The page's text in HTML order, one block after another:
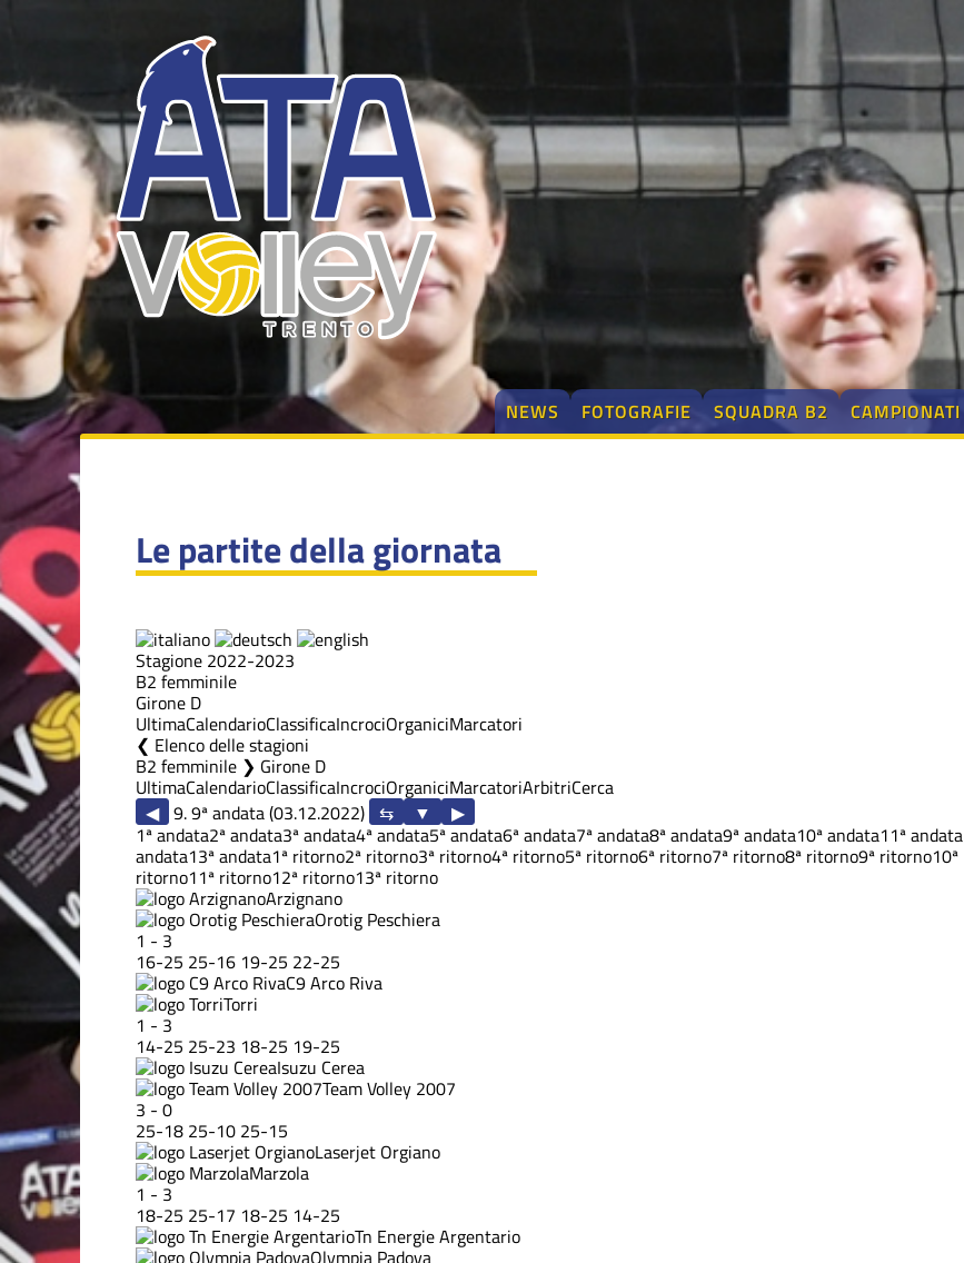
NEWS FOTOGRAFIE SQUADRA B2 CAMPIONATI
Le partite della giornata
Stagione 2022-2023
B2 femminile
Girone D
UltimaCalendarioClassificaIncrociOrganiciMarcatori
Elenco delle stagioni
B2 femminile ❯ Girone D
UltimaCalendarioClassificaIncrociOrganiciMarcatoriArbitriCerca
◀ 9. 9ª andata (03.12.2022)
▶
1ª andata2ª andata3ª andata4ª andata5ª andata6ª andata7ª andata8ª andata9ª andata10ª andata11ª andata
andata13ª andata1ª ritorno2ª ritorno3ª ritorno4ª ritorno5ª ritorno6ª ritorno7ª ritorno8ª ritorno9ª ritorno10ª
ritorno11ª ritorno12ª ritorno13ª ritorno
Arzignano
Orotig Peschiera
1 - 3
16-25 25-16 19-25 22-25
C9 Arco Riva
Torri
1 - 3
14-25 25-23 18-25 19-25
Isuzu Cerea
Team Volley 2007
3 - 0
25-18 25-10 25-15
Laserjet Orgiano
Marzola
1 - 3
18-25 25-17 18-25 14-25
Tn Energie Argentario
Olympia Padova